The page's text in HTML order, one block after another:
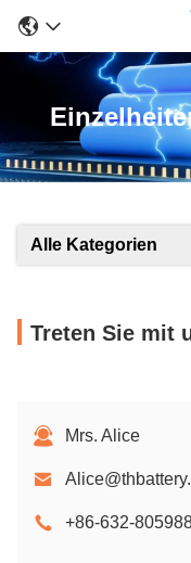
Alle Kategorien
Treten Sie mit
Mrs. Alice
+86-632-